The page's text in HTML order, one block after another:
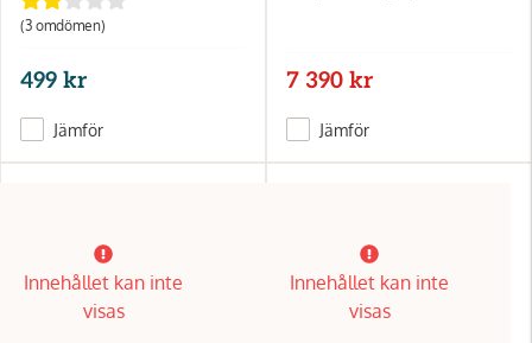
(3 omdömen)
499 kr
Jämför
7 390 kr
Jämför
Innehållet kan inte
visas
Innehållet kan inte
visas